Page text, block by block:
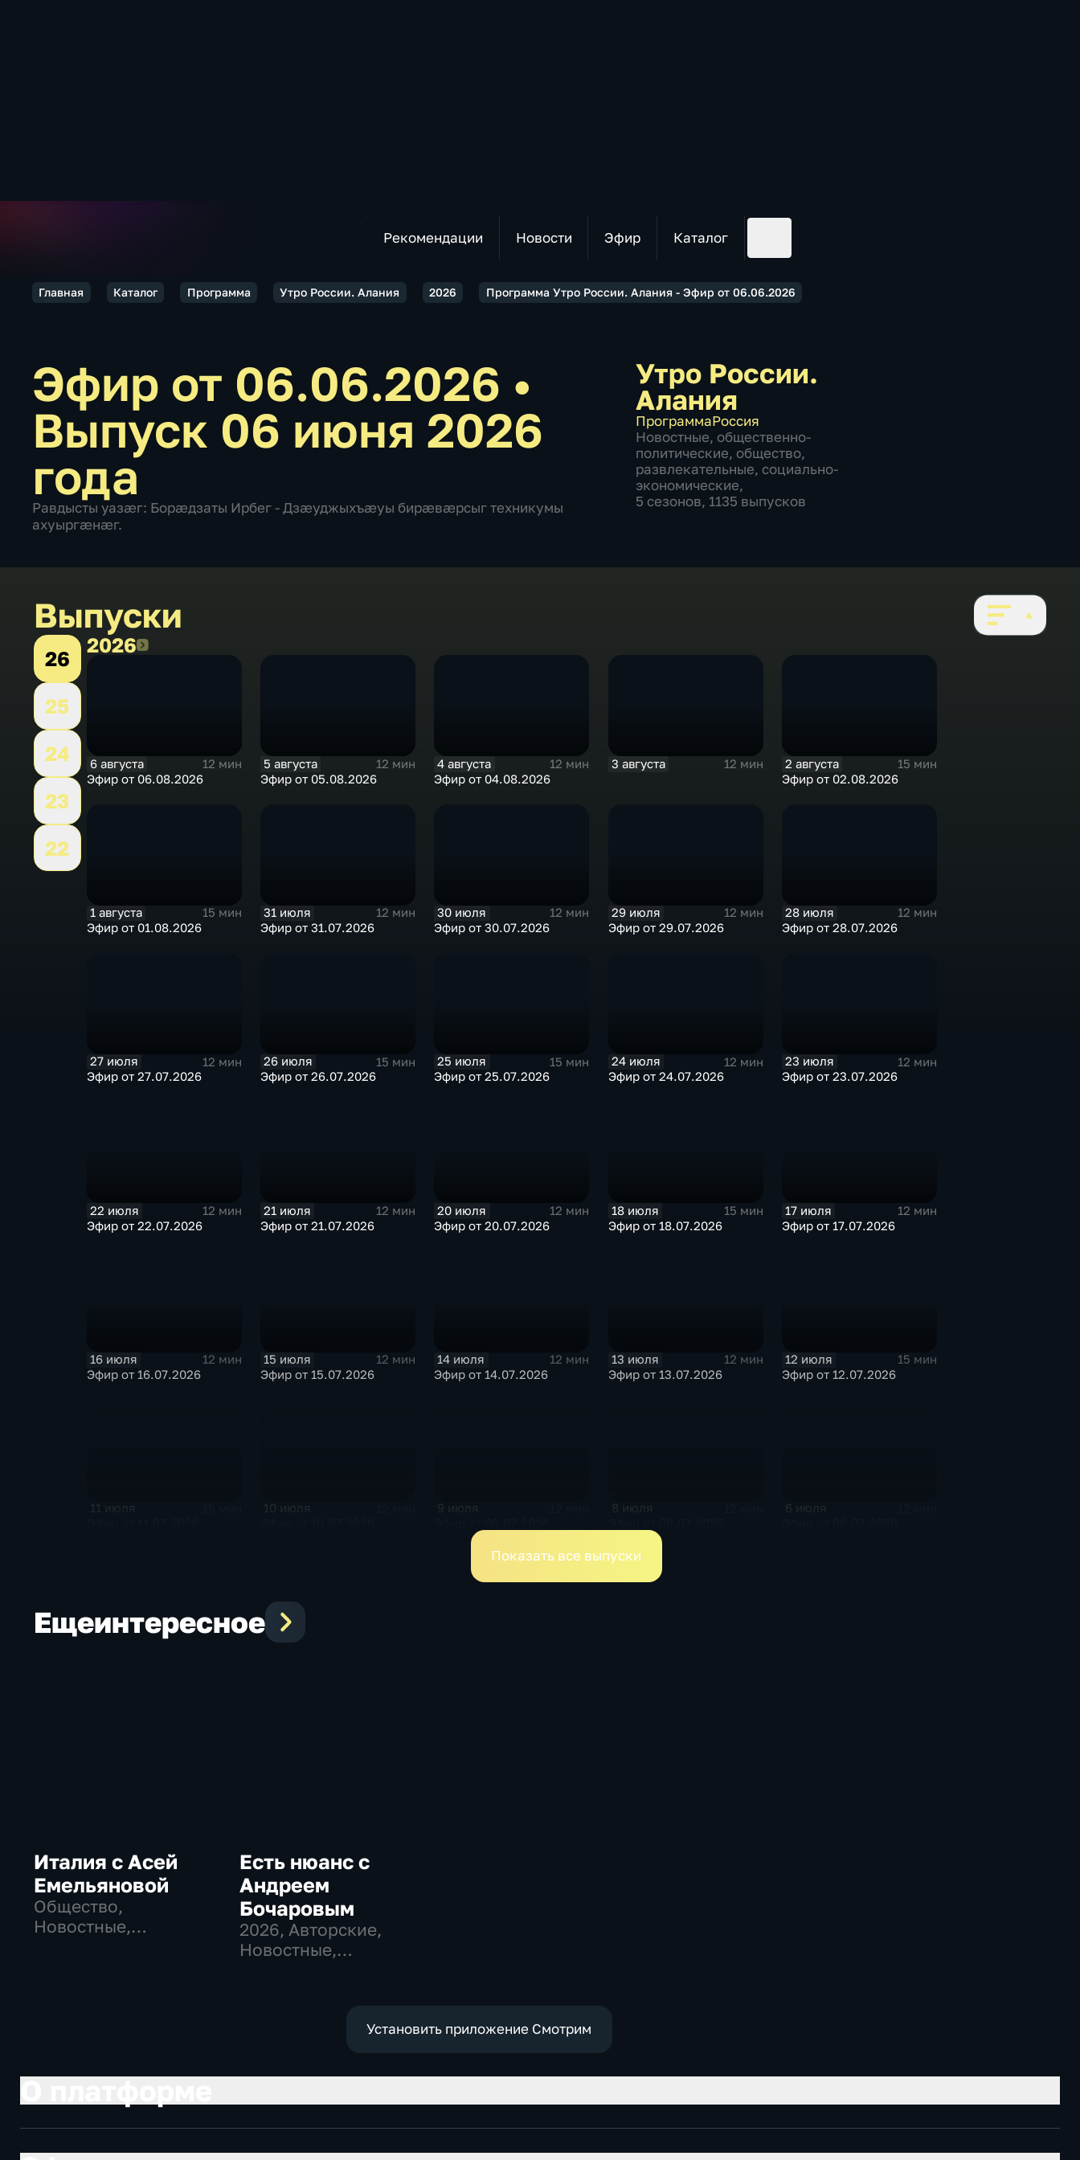
Рекомендации Новости Эфир Каталог
Главная Каталог Программа Утро России. Алания 2026 Программа Утро России. Алания - Эфир от 06.06.2026
Эфир от 06.06.2026 •
Выпуск 06 июня 2026
года
Равдысты уазæг: Борæдзаты Ирбег - Дзæуджыхъæуы бирæвæрсыг техникумы
ахуыргæнæг.
Утро России.
Алания
ПрограммаРоссия
Новостные, общественно-
политические, общество,
развлекательные, социально-
экономические,
5 сезонов, 1135 выпусков
Выпуски
26
25
24
23
22
20262026
6 августа
12 мин
Эфир от 06.08.2026
5 августа
12 мин
Эфир от 05.08.2026
4 августа
12 мин
Эфир от 04.08.2026
3 августа 12 мин 2 августа
15 мин
Эфир от 02.08.2026
1 августа
15 мин
Эфир от 01.08.2026
31 июля
12 мин
Эфир от 31.07.2026
30 июля
12 мин
Эфир от 30.07.2026
29 июля
12 мин
Эфир от 29.07.2026
28 июля
12 мин
Эфир от 28.07.2026
27 июля
12 мин
Эфир от 27.07.2026
26 июля
15 мин
Эфир от 26.07.2026
25 июля
15 мин
Эфир от 25.07.2026
24 июля
12 мин
Эфир от 24.07.2026
23 июля
12 мин
Эфир от 23.07.2026
22 июля
12 мин
Эфир от 22.07.2026
21 июля
12 мин
Эфир от 21.07.2026
20 июля
12 мин
Эфир от 20.07.2026
18 июля
15 мин
Эфир от 18.07.2026
17 июля
12 мин
Эфир от 17.07.2026
16 июля
12 мин
Эфир от 16.07.2026
15 июля
12 мин
Эфир от 15.07.2026
14 июля
12 мин
Эфир от 14.07.2026
13 июля
12 мин
Эфир от 13.07.2026
12 июля
15 мин
Эфир от 12.07.2026
11 июля 10 июля 9 июля 8 июля 6 июля
Показать все выпуски
Ещеинтересное
Италия с Асей
Емельяновой
Общество,
Новостные,
Есть нюанс с
Андреем
Бочаровым
2026, Авторские,
Новостные,
Установить приложение Смотрим